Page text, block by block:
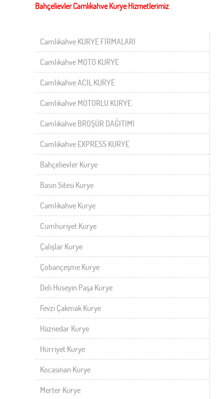
Bahçelievler Camlıkahve Kurye Hizmetlerimiz
Camlıkahve KURYE FİRMALARI
Camlıkahve MOTO KURYE
Camlıkahve ACİL KURYE
Camlıkahve MOTORLU KURYE
Camlıkahve BROŞÜR DAĞITIMI
Camlıkahve EXPRESS KURYE
Bahçelievler Kurye
Basın Sitesi Kurye
Camlıkahve Kurye
Cumhuriyet Kurye
Çalışlar Kurye
Çobançeşme Kurye
Deli Hüseyin Paşa Kurye
Fevzi Çakmak Kurye
Haznedar Kurye
Hürriyet Kurye
Kocasinan Kurye
Merter Kurye